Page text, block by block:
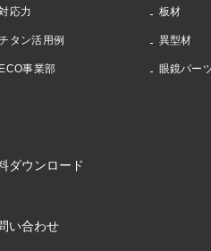
応力
タン活用例
ECO事業部
板材
異型材
眼鏡パー
ダウンロード
い合わせ